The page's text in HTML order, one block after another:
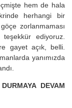
hem de hala
herhangi bir
zorlanmaması
ediyoruz.
gayet açık, belli.
yanımızda
DEVAM